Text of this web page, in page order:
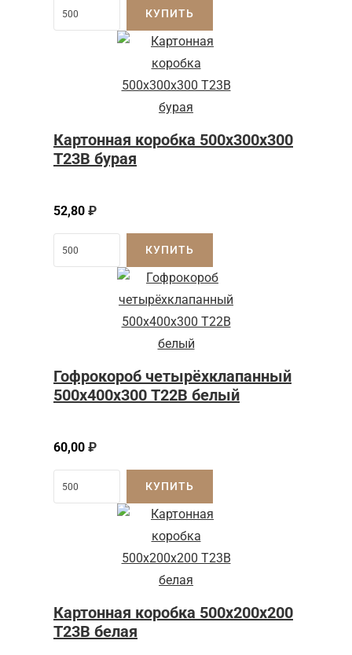
КУПИТЬ
Картонная коробка 500x300x300
Т23B бурая
52,80 ₽
КУПИТЬ
Гофрокороб четырёхклапанный
500х400х300 Т22В белый
60,00 ₽
КУПИТЬ
Картонная коробка 500x200x200
Т23B белая